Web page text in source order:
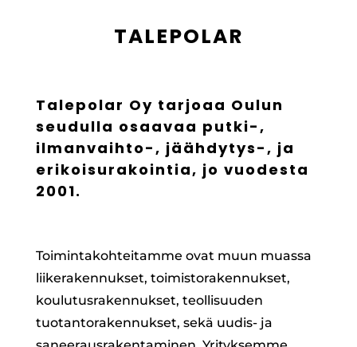
TALEPOLAR
Talepolar Oy tarjoaa Oulun
seudulla osaavaa putki-,
ilmanvaihto-, jäähdytys-, ja
erikoisurakointia, jo vuodesta
2001.
Toimintakohteitamme ovat muun muassa
liikerakennukset, toimistorakennukset,
koulutusrakennukset, teollisuuden
tuotantorakennukset, sekä uudis- ja